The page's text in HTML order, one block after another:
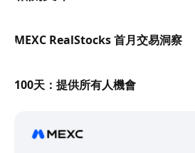
MEXC RealStocks 首月交易洞察
100天：提供所有人機會